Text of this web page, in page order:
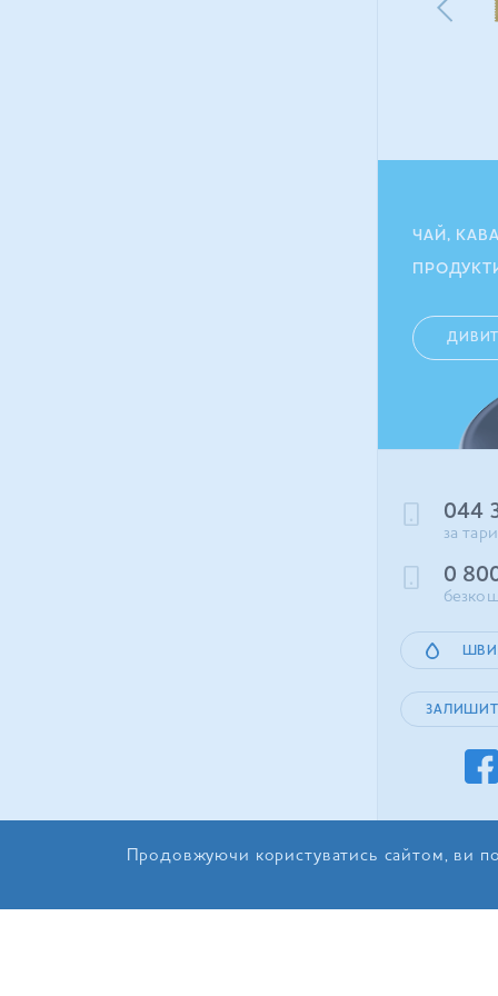
ЧАЙ,
044
за
0
Продовжуючи користуватись сайтом, ви